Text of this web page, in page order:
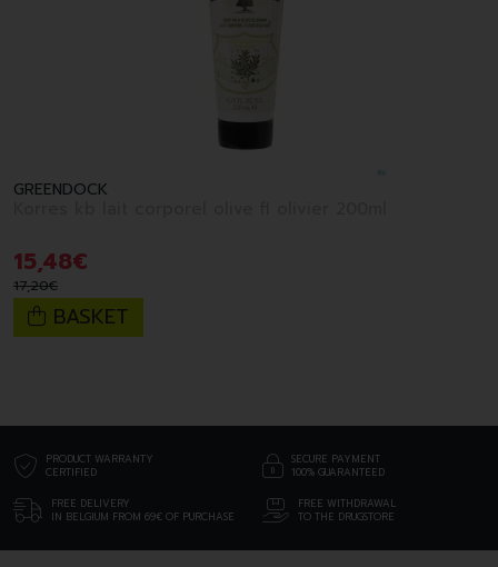
GREENDOCK
15,48€
17,20€
BASKET
PRODUCT WARRANTY
CERTIFIED
SECURE PAYMENT
100% GUARANTEED
FREE DELIVERY
IN BELGIUM FROM 69€ OF PURCHASE
FREE WITHDRAWAL
TO THE DRUGSTORE